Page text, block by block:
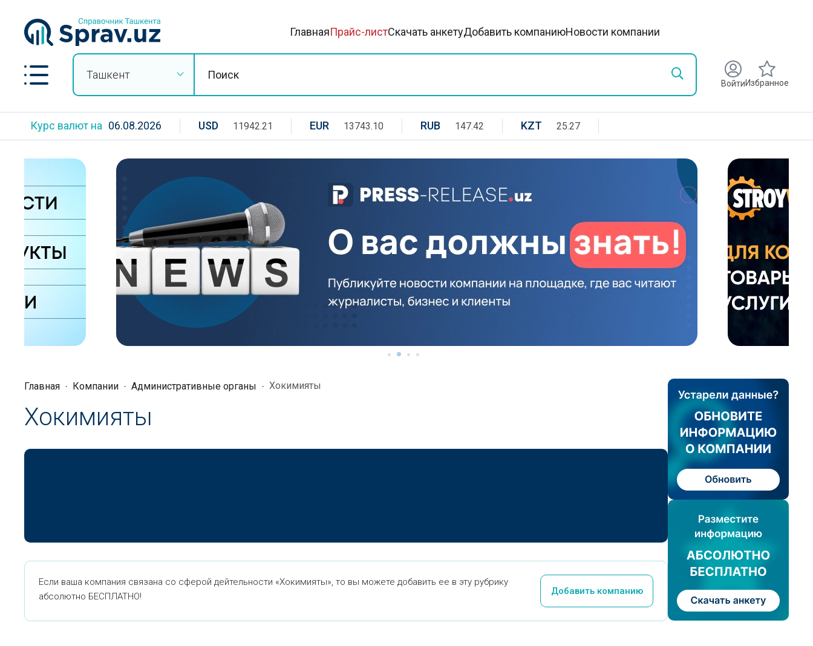
ГлавнаяПрайс-листСкачать анкетуДобавить компаниюНовости компании
Ташкент
ВойтиИзбранное
Курс валют на 06.08.2026 USD 11942.21 EUR 13743.10 RUB 147.42 KZT 25.27
Главная Компании Административные органы Хокимияты
Хокимияты
Если ваша компания связана со сферой дейтельности «Хокимияты», то вы можете добавить ее в эту рубрику
абсолютно БЕСПЛАТНО!
Добавить компанию